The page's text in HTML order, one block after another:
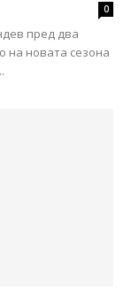
0
пред два
на новата сезона